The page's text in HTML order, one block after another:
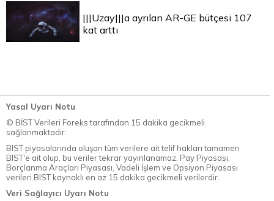
|||Uzay|||a ayrılan AR-GE bütçesi 107
kat arttı
Yasal Uyarı Notu
© BİST Verileri Foreks tarafından 15 dakika gecikmeli
sağlanmaktadır.
BIST piyasalarında oluşan tüm verilere ait telif hakları tamamen
BIST'e ait olup, bu veriler tekrar yayınlanamaz. Pay Piyasası,
Borçlanma Araçları Piyasası, Vadeli İşlem ve Opsiyon Piyasası
verileri BIST kaynaklı en az 15 dakika gecikmeli verilerdir.
Veri Sağlayıcı Uyarı Notu